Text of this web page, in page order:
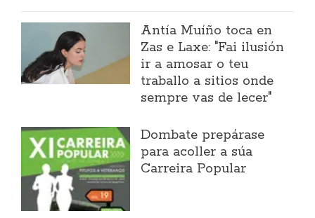
Antía Muíño toca en
Zas e Laxe: "Fai ilusión
ir a amosar o teu
traballo a sitios onde
sempre vas de lecer"
Dombate prepárase
para acoller a súa
Carreira Popular